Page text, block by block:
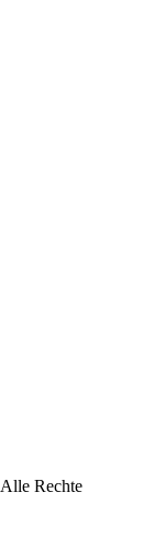
Alle Rechte